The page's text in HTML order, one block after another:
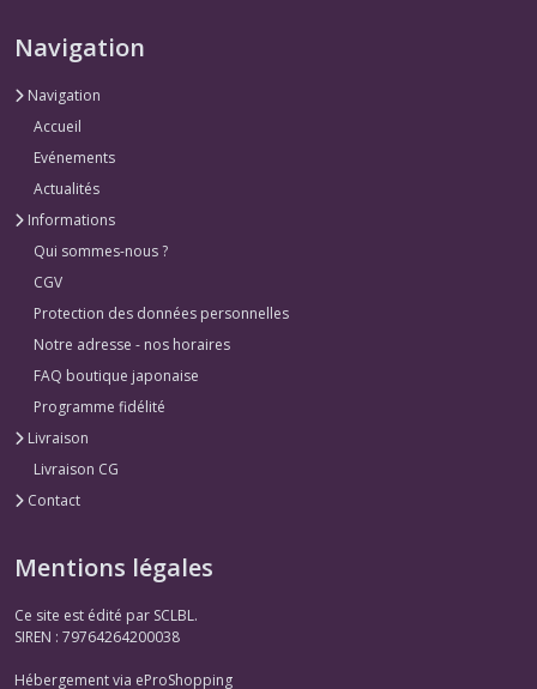
Navigation
Navigation
Accueil
Evénements
Actualités
Informations
Qui sommes-nous ?
CGV
Protection des données personnelles
Notre adresse - nos horaires
FAQ boutique japonaise
Programme fidélité
Livraison
Livraison CG
Contact
Mentions légales
Ce site est édité par SCLBL.
SIREN : 79764264200038
Hébergement via eProShopping